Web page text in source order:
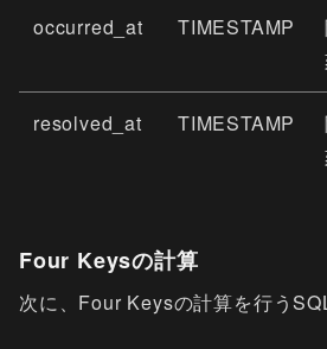
occurred_at TIMESTAMP
resolved_at TIMESTAMP
Four Keysの計算
次に、Four Keysの計算を行う